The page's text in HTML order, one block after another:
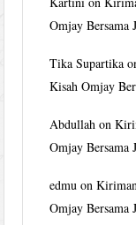
Omjay Bersama
Tika Supartika
Kisah Omjay
Abdullah on
Omjay Bersama
edmu on
Omjay Bersama